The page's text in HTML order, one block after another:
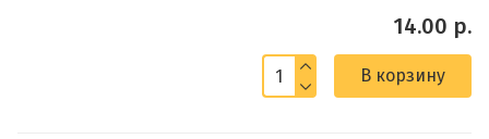
14.00 р.
В корзину